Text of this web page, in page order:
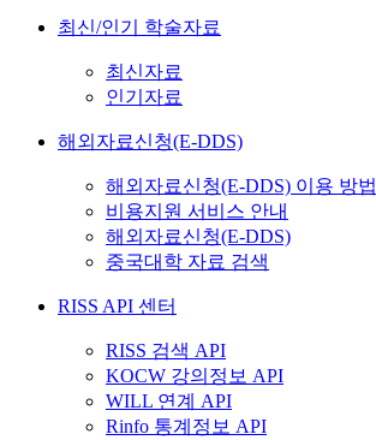
최신/인기 학술자료
최신자료
인기자료
해외자료신청(E-DDS)
해외자료신청(E-DDS) 이용 방법
비용지원 서비스 안내
해외자료신청(E-DDS)
중국대학 자료 검색
RISS API 센터
RISS 검색 API
KOCW 강의정보 API
WILL 연계 API
Rinfo 통계정보 API